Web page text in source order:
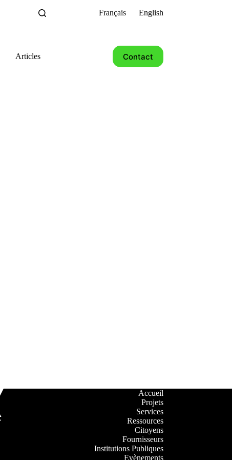
Français English
Articles Contact
Accueil
Projets
Services
Ressources
Citoyens
Fournisseurs
Institutions Publiques
Evènements